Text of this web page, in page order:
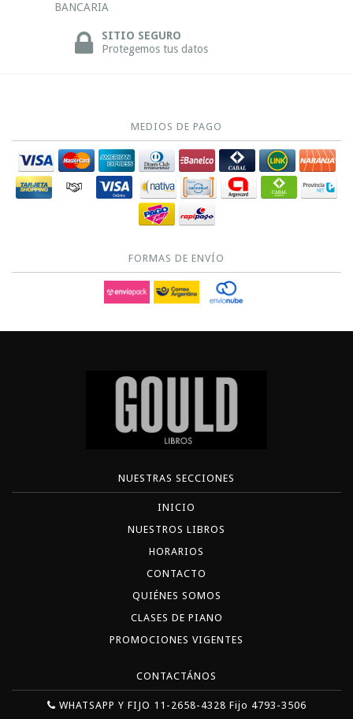
BANCARIA
SITIO SEGURO
Protegemos tus datos
MEDIOS DE PAGO
FORMAS DE ENVÍO
NUESTRAS SECCIONES
INICIO
NUESTROS LIBROS
HORARIOS
CONTACTO
QUIÉNES SOMOS
CLASES DE PIANO
PROMOCIONES VIGENTES
CONTACTÁNOS
WHATSAPP Y FIJO 11-2658-4328 Fijo 4793-3506